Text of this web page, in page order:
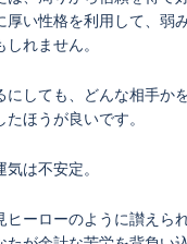
厚い性格を利用して、弱
れません。
にしても、どんな相手か
たほうが良いです。
は不安定。
ヒーローのように讃えら